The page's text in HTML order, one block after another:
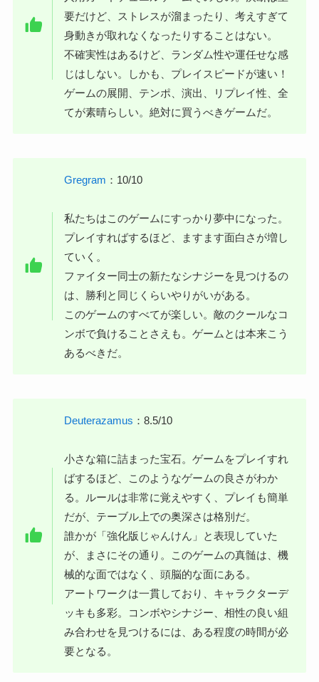
要だけど、ストレスが溜まったり、考えすぎて
身動きが取れなくなったりすることはない。
不確実性はあるけど、ランダム性や運任せな感
じはしない。しかも、プレイスピードが速い！
ゲームの展開、テンポ、演出、リプレイ性、全
てが素晴らしい。絶対に買うべきゲームだ。
Gregram ：10/10
私たちはこのゲームにすっかり夢中になった。
プレイすればするほど、ますます面白さが増し
ていく。
ファイター同士の新たなシナジーを見つけるの
は、勝利と同じくらいやりがいがある。
このゲームのすべてが楽しい。敵のクールなコ
ンボで負けることさえも。ゲームとは本来こう
あるべきだ。
Deuterazamus ：8.5/10
小さな箱に詰まった宝石。ゲームをプレイすれ
ばするほど、このようなゲームの良さがわか
る。ルールは非常に覚えやすく、プレイも簡単
だが、テーブル上での奥深さは格別だ。
誰かが「強化版じゃんけん」と表現していた
が、まさにその通り。このゲームの真髄は、機
械的な面ではなく、頭脳的な面にある。
アートワークは一貫しており、キャラクターデ
ッキも多彩。コンボやシナジー、相性の良い組
み合わせを見つけるには、ある程度の時間が必
要となる。